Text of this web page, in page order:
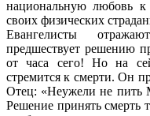
национальную любовь
своих физических
Евангелисты
предшествует решению
от часа сего! Но на
стремится к смерти. Он
Отец: «Неужели не пить
Решение принять смерть